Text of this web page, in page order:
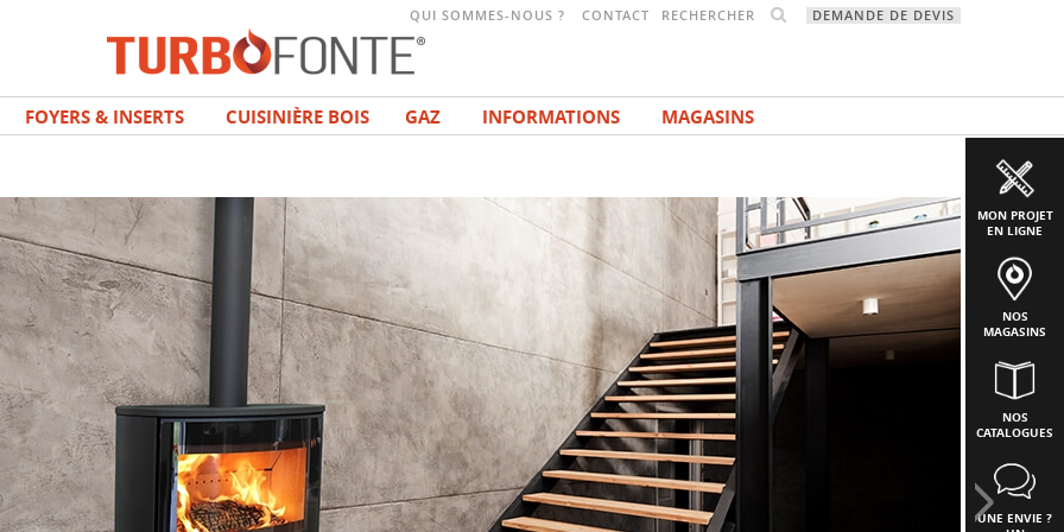
QUI SOMMES-NOUS ? CONTACT RECHERCHER DEMANDE DE DEVIS
FOYERS & INSERTS CUISINIÈRE BOIS GAZ INFORMATIONS MAGASINS
MON PROJET
EN LIGNE
NOS
MAGASINS
NOS
CATALOGUES
UNE ENVIE ?